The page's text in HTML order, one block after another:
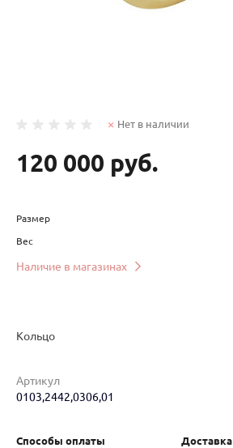
Нет в наличии
120 000 руб.
Размер
Вес
Наличие в магазинах
Кольцо (27745595)
Кольцо
Артикул
0103,2442,0306,01
Способы оплаты Доставка